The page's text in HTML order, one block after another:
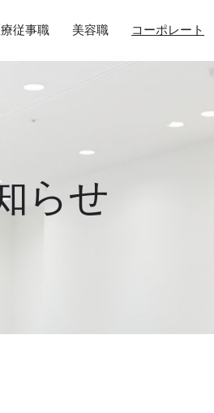
療従事職 美容職 コーポレート
らせ